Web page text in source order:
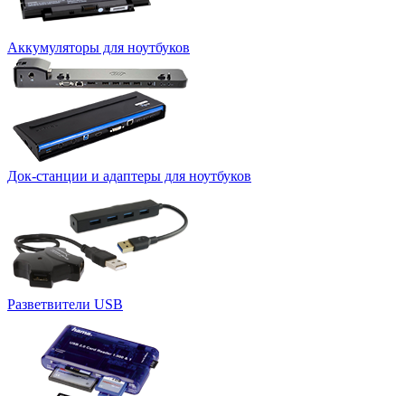
Аккумуляторы для ноутбуков
Док-станции и адаптеры для ноутбуков
Разветвители USB